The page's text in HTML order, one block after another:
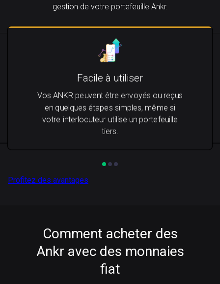
gestion de votre portefeuille Ankr.
Facile à utiliser
Vos ANKR peuvent être envoyés ou reçus
en quelques étapes simples, même si
votre interlocuteur utilise un portefeuille
tiers.
Profitez des avantages
Comment acheter des
Ankr avec des monnaies
fiat